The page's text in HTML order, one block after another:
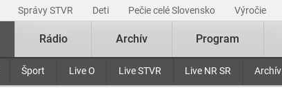
Správy STVR Deti Pečie celé Slovensko Výročie
Šport Live O Live STVR Live NR SR Archív
Rádio Archív Program